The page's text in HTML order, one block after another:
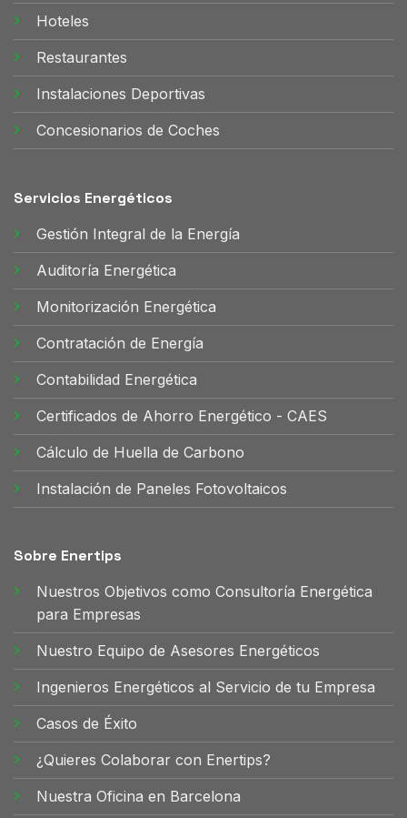
Hoteles
Restaurantes
Instalaciones Deportivas
Concesionarios de Coches
Servicios Energéticos
Gestión Integral de la Energía
Auditoría Energética
Monitorización Energética
Contratación de Energía
Contabilidad Energética
Certificados de Ahorro Energético - CAES
Cálculo de Huella de Carbono
Instalación de Paneles Fotovoltaicos
Sobre Enertips
Nuestros Objetivos como Consultoría Energética
para Empresas
Nuestro Equipo de Asesores Energéticos
Ingenieros Energéticos al Servicio de tu Empresa
Casos de Éxito
¿Quieres Colaborar con Enertips?
Nuestra Oficina en Barcelona